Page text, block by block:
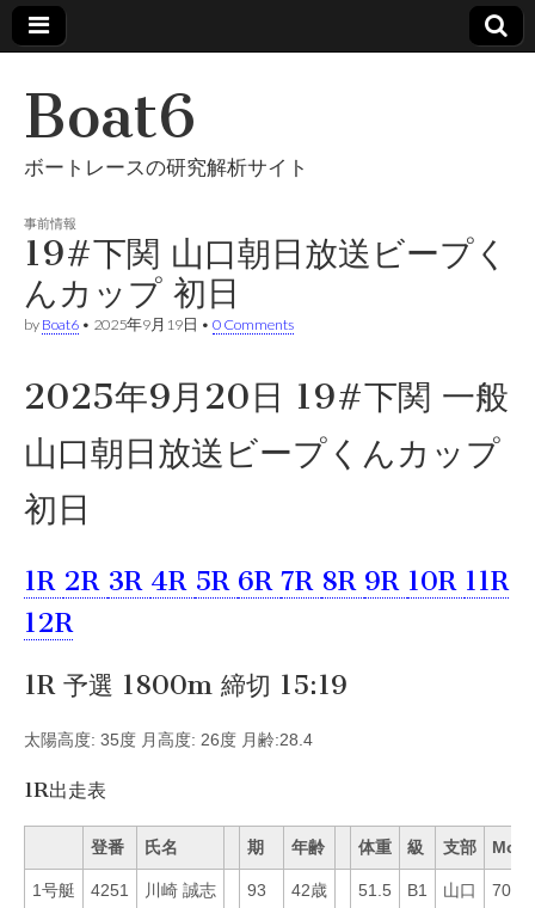
Boat6
ボートレースの研究解析サイト
事前情報
19#下関 山口朝日放送ビープく
んカップ 初日
by Boat6 • 2025年9月19日 • 0 Comments
2025年9月20日 19#下関 一般
山口朝日放送ビープくんカップ
初日
1R 2R 3R 4R 5R 6R 7R 8R 9R 10R 11R
12R
1R 予選 1800m 締切 15:19
太陽高度: 35度 月高度: 26度 月齢:28.4
1R出走表
登番 氏名 期 年齢 体重 級 支部 Mo
1号艇 4251 川崎 誠志 93 42歳 51.5 B1 山口 70